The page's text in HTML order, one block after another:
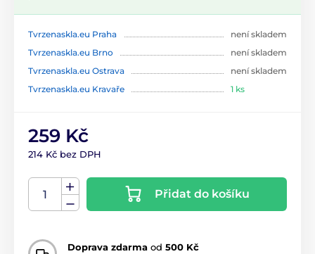
Tvrzenaskla.eu Praha
není skladem
Tvrzenaskla.eu Brno
není skladem
Tvrzenaskla.eu Ostrava
není skladem
Tvrzenaskla.eu Kravaře
1 ks
259 Kč
214 Kč bez DPH
Přidat do košíku
Doprava zdarma od 500 Kč